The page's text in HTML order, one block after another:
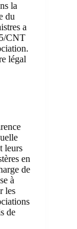
la
du
a
CNT
légal
leurs
en
de
à
les
de